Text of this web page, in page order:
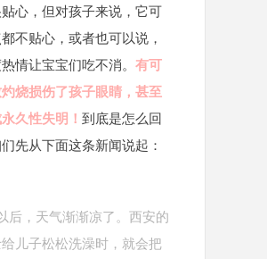
心，但对孩子来说，它可
不贴心，或者也可以说，
情让宝宝们吃不消。 有可
烧损伤了孩子眼睛，甚至
久性失明！ 到底是怎么回
先从下面这条新闻说起：
后，天气渐渐凉了。西安的
儿子松松洗澡时，就会把